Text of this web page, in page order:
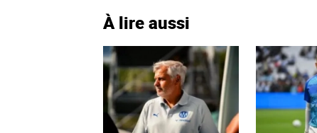
À lire aussi